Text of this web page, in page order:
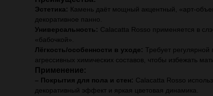
Эстетика: Камень даёт мощный акцентный,
декоративное панно.
Универсальность: Calacatta Rosso применяется в
«бабочкой».
Лёгкость/особенности в уходе: Требует
агрессивных химических составов, чтобы избежать
Применение:
– Покрытия для пола и стен: Calacatta Rosso
декоративный эффект и яркая цветовая динамика.